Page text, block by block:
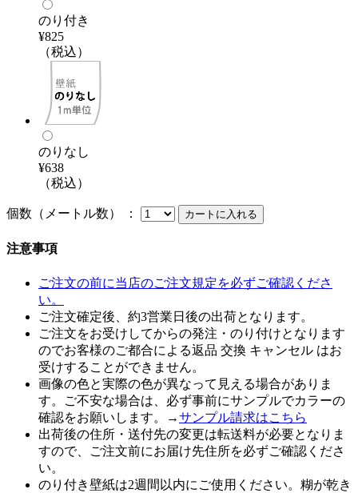
のり付き
¥825
（税込）
のりなし
¥638
（税込）
個数（メートル数） ：
注意事項
ご注文の前に当店のご注文規定を必ずご確認くださ
い。
ご注文確定後、約3営業日後の出荷となります。
ご注文をお受けしてからの発注・のり付けとなります
のでお客様のご都合による返品 交換 キャンセル はお
受けすることができません。
画像の色と実際の色が異なって見える場合がありま
す。ご不安な場合は、必ず事前にサンプルでカラーの
確認をお願いします。→サンプル請求はこちら
出荷後の住所・送付先の変更は転送料が必要となりま
すので、ご注文前にお届け先住所を必ずご確認くださ
い。
のり付き壁紙は2週間以内にご使用ください。糊が乾き